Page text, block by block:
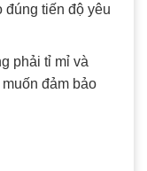
đúng tiến độ yêu
phải tỉ mỉ và
đảm bảo